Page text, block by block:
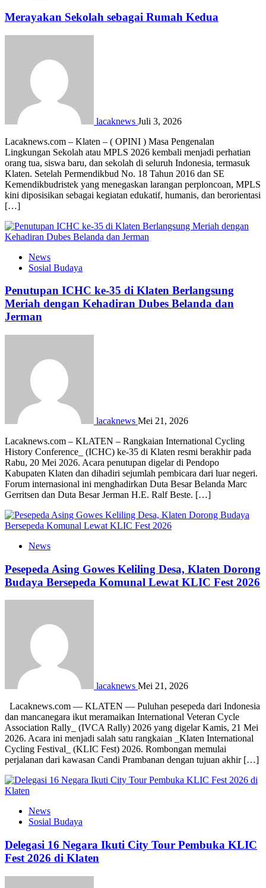
Merayakan Sekolah sebagai Rumah Kedua
lacaknews Juli 3, 2026
Lacaknews.com – Klaten – ( OPINI ) Masa Pengenalan
Lingkungan Sekolah atau MPLS 2026 kembali menjadi perhatian
orang tua, siswa baru, dan sekolah di seluruh Indonesia, termasuk
Klaten. Setelah Permendikbud No. 18 Tahun 2016 dan SE
Kemendikbudristek yang menegaskan larangan perploncoan, MPLS
kini diposisikan sebagai kegiatan edukatif, humanis, dan berorientasi
[…]
News
Sosial Budaya
Penutupan ICHC ke-35 di Klaten Berlangsung
Meriah dengan Kehadiran Dubes Belanda dan
Jerman
lacaknews Mei 21, 2026
Lacaknews.com – KLATEN – Rangkaian International Cycling
History Conference_ (ICHC) ke-35 di Klaten resmi berakhir pada
Rabu, 20 Mei 2026. Acara penutupan digelar di Pendopo
Kabupaten Klaten dan dihadiri sejumlah pembicara dari luar negeri.
Forum internasional ini menghadirkan Duta Besar Belanda Marc
Gerritsen dan Duta Besar Jerman H.E. Ralf Beste. […]
News
Pesepeda Asing Gowes Keliling Desa, Klaten Dorong
Budaya Bersepeda Komunal Lewat KLIC Fest 2026
lacaknews Mei 21, 2026
Lacaknews.com — KLATEN — Puluhan pesepeda dari Indonesia
dan mancanegara ikut meramaikan International Veteran Cycle
Association Rally_ (IVCA Rally) 2026 yang digelar Kamis, 21 Mei
2026. Acara ini menjadi salah satu rangkaian _Klaten International
Cycling Festival_ (KLIC Fest) 2026. Rombongan memulai
perjalanan dari kawasan Candi Prambanan dengan tujuan akhir […]
News
Sosial Budaya
Delegasi 16 Negara Ikuti City Tour Pembuka KLIC
Fest 2026 di Klaten